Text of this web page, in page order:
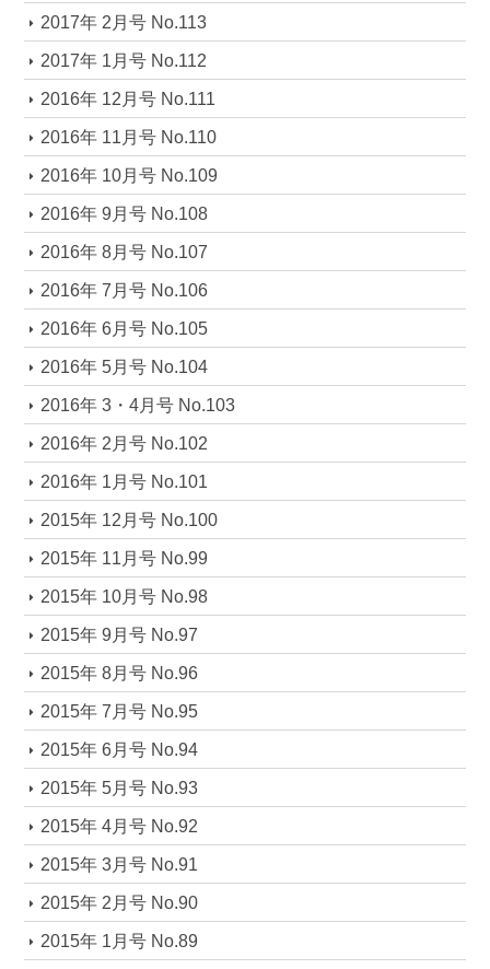
2017年 2月号 No.113
2017年 1月号 No.112
2016年 12月号 No.111
2016年 11月号 No.110
2016年 10月号 No.109
2016年 9月号 No.108
2016年 8月号 No.107
2016年 7月号 No.106
2016年 6月号 No.105
2016年 5月号 No.104
2016年 3・4月号 No.103
2016年 2月号 No.102
2016年 1月号 No.101
2015年 12月号 No.100
2015年 11月号 No.99
2015年 10月号 No.98
2015年 9月号 No.97
2015年 8月号 No.96
2015年 7月号 No.95
2015年 6月号 No.94
2015年 5月号 No.93
2015年 4月号 No.92
2015年 3月号 No.91
2015年 2月号 No.90
2015年 1月号 No.89